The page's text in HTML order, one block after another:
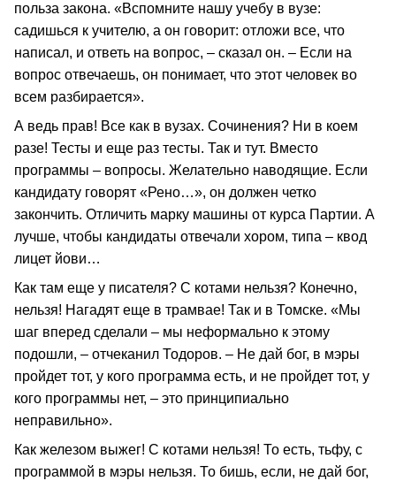
польза закона. «Вспомните нашу учебу в вузе:
садишься к учителю, а он говорит: отложи все, что
написал, и ответь на вопрос, – сказал он. – Если на
вопрос отвечаешь, он понимает, что этот человек во
всем разбирается».
А ведь прав! Все как в вузах. Сочинения? Ни в коем
разе! Тесты и еще раз тесты. Так и тут. Вместо
программы – вопросы. Желательно наводящие. Если
кандидату говорят «Рено…», он должен четко
закончить. Отличить марку машины от курса Партии. А
лучше, чтобы кандидаты отвечали хором, типа – квод
лицет йови…
Как там еще у писателя? С котами нельзя? Конечно,
нельзя! Нагадят еще в трамвае! Так и в Томске. «Мы
шаг вперед сделали – мы неформально к этому
подошли, – отчеканил Тодоров. – Не дай бог, в мэры
пройдет тот, у кого программа есть, и не пройдет тот, у
кого программы нет, – это принципиально
неправильно».
Как железом выжег! С котами нельзя! То есть, тьфу, с
программой в мэры нельзя. То бишь, если, не дай бог,